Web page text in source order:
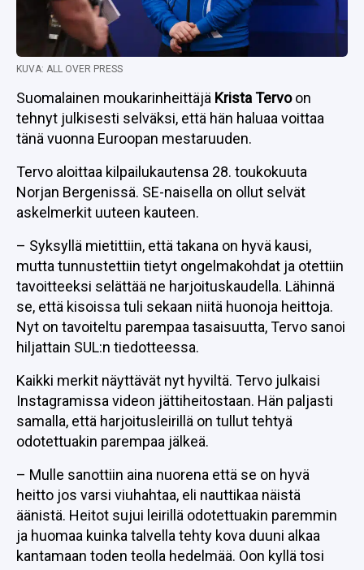
KUVA: ALL OVER PRESS
Suomalainen moukarinheittäjä Krista Tervoon
tehnyt julkisesti selväksi, että hän haluaa voittaa
tänä vuonna Euroopan mestaruuden.
Tervo aloittaa kilpailukautensa 28. toukokuuta
Norjan Bergenissä. SE-naisella on ollut selvät
askelmerkit uuteen kauteen.
– Syksyllä mietittiin, että takana on hyvä kausi,
mutta tunnustettiin tietyt ongelmakohdat ja otettiin
tavoitteeksi selättää ne harjoituskaudella. Lähinnä
se, että kisoissa tuli sekaan niitä huonoja heittoja.
Nyt on tavoiteltu parempaa tasaisuutta, Tervo sanoi
hiljattain SUL:n tiedotteessa.
Kaikki merkit näyttävät nyt hyviltä. Tervo julkaisi
Instagramissa videon jättiheitostaan. Hän paljasti
samalla, että harjoitusleirillä on tullut tehtyä
odotettuakin parempaa jälkeä.
– Mulle sanottiin aina nuorena että se on hyvä
heitto jos varsi viuhahtaa, eli nauttikaa näistä
äänistä. Heitot sujui leirillä odotettuakin paremmin
ja huomaa kuinka talvella tehty kova duuni alkaa
kantamaan toden teolla hedelmää. Oon kyllä tosi